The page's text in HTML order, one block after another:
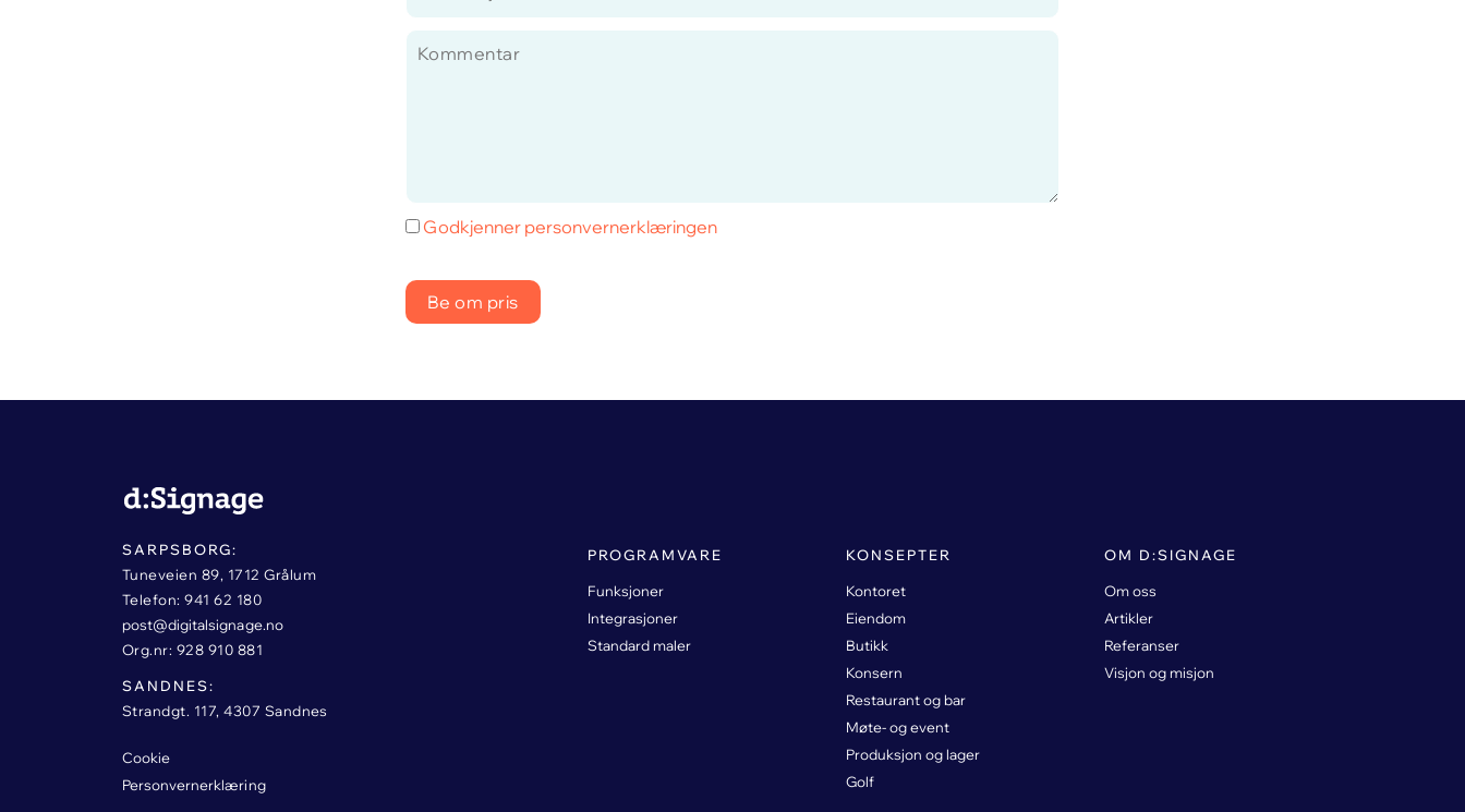
Godkjenner personvernerklæringen
SARPSBORG:
Tuneveien 89, 1712 Grålum
Telefon: 941 62 180
post@digitalsignage.no
Org.nr: 928 910 881
SANDNES:
Strandgt. 117, 4307 Sandnes
Cookie
Personvernerklæring
PROGRAMVARE
Funksjoner
Integrasjoner
Standard maler
KONSEPTER
Kontoret
Eiendom
Butikk
Konsern
Restaurant og bar
Møte- og event
Produksjon og lager
Golf
OM D:SIGNAGE
Om oss
Artikler
Referanser
Visjon og misjon